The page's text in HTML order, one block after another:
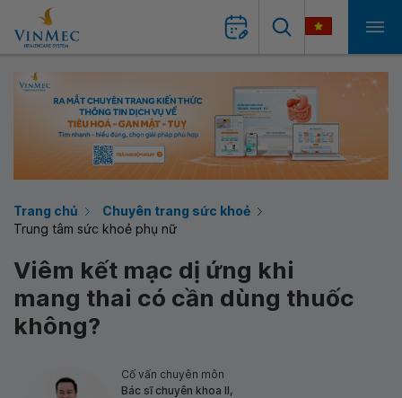
Trang chủ
Chuyên trang sức khoẻ
Trung tâm sức khoẻ phụ nữ
Viêm kết mạc dị ứng khi
mang thai có cần dùng thuốc
không?
Cố vấn chuyên môn
Bác sĩ chuyên khoa II,